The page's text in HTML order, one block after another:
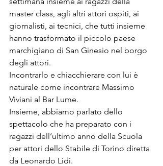
master class, agli altri attori ospiti, ai
giornalisti, ai tecnici, che tutti insieme
hanno trasformato il piccolo paese
marchigiano di San Ginesio nel borgo
degli attori.
Incontrarlo e chiacchierare con lui è
naturale come incontrare Massimo
Viviani al Bar Lume.
Insieme, abbiamo parlato dello
spettacolo che ha preparato con i
ragazzi dell’ultimo anno della Scuola
per attori dello Stabile di Torino diretta
da Leonardo Lidi.